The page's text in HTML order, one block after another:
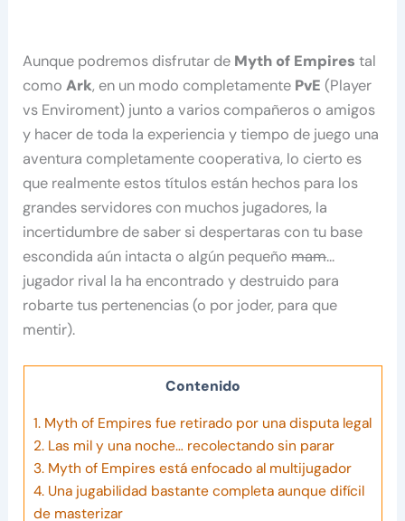
Aunque podremos disfrutar de Myth of Empires tal
comoArk, en un modo completamente PvE (Player
vs Enviroment) junto a varios compañeros o amigos
y hacer de toda la experiencia y tiempo de juego una
aventura completamente cooperativa, lo cierto es
que realmente estos títulos están hechos para los
grandes servidores con muchos jugadores, la
incertidumbre de saber si despertaras con tu base
escondida aún intacta o algún pequeñomam…
jugador rival la ha encontrado y destruido para
robarte tus pertenencias (o por joder, para que
mentir).
Contenido
1.Myth of Empires fue retirado por una disputa legal
2.Las mil y una noche… recolectando sin parar
3.Myth of Empires está enfocado al multijugador
4.Una jugabilidad bastante completa aunque difícil
de masterizar